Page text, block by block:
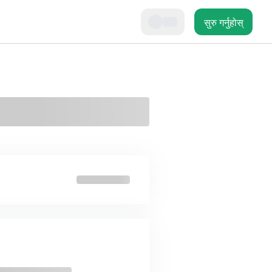
सुरु गर्नुहोस्